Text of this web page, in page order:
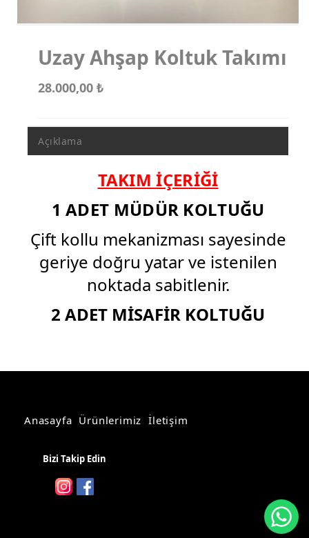
Uzay Ahşap Koltuk Takımı
28.000,00 ₺
Açıklama
TAKIM İÇERİĞİ
1 ADET MÜDÜR KOLTUĞU
Çift kollu mekanizması sayesinde
geriye doğru yatar ve istenilen
noktada sabitlenir.
2 ADET MİSAFİR KOLTUĞU
Anasayfa Ürünlerimiz İletişim
Bizi Takip Edin